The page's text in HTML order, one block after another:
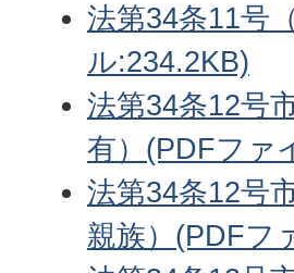
法第34条11号
ル:234.2KB)
法第34条12号
有）(PDFファ
法第34条12号
親族）(PDFフ